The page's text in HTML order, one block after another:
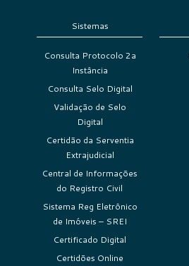
Sistemas
Consulta Protocolo 2a
Instância
Consulta Selo Digital
Validação de Selo
Digital
Certidão da Serventia
Extrajudicial
Central de Informações
do Registro Civil
Sistema Reg Eletrônico
de Imóveis – SREI
Certificado Digital
Certidões Online